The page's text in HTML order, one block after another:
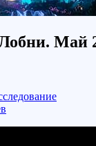
Май